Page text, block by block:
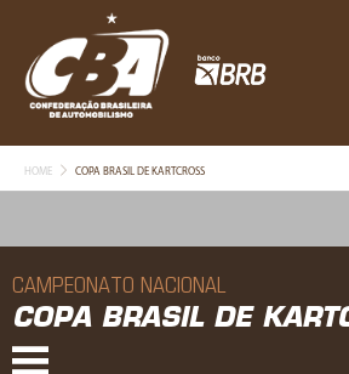
HOME COPA BRASIL DE KARTCROSS
CAMPEONATO NACIONAL
COPA BRASIL DE